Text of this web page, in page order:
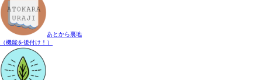
あとから裏地
（機能を後付け！）